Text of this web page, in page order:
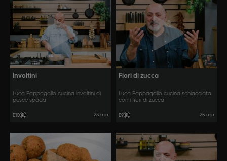
Involtini
Luca Pappagallo cucina involtini di
pesce spada
E10 23 min
Fiori di zucca
Luca Pappagallo cucina schiacciata
con i fiori di zucca
E9 25 min